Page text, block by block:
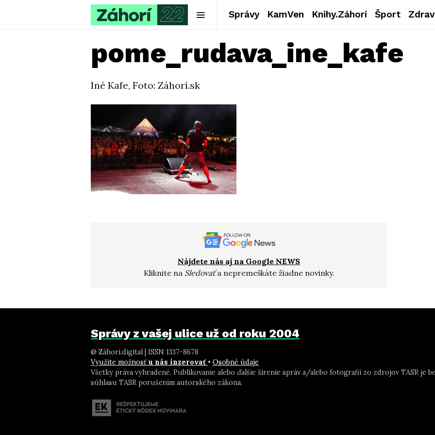
Správy KamVen Knihy.Záhorí Šport
pome_rudava_ine_kafe
Iné Kafe, Foto: Záhorí.sk
Nájdete nás aj na Google NEWS
Kliknite na Sledovaťa nepremeškáte žiadne novinky.
Správy z vašej ulice už od roku 2004
@ Záhori.digital | ISSN 1337-8678
Využite možnosť u nás inzerovať • Osobné údaje
Všetky práva vyhradené. Publikovanie alebo ďalšie šírenie správ a/alebo fotografií zo zdrojov TASR je
súhlasu TASR porušením autorského zákona.